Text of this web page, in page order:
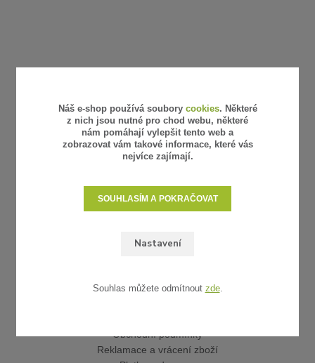
Obchodní podmínky
Reklamace a vrácení zboží
Náš e-shop používá soubory cookies. Některé
z nich jsou nutné pro chod webu, některé
nám pomáhají vylepšit tento web a
zobrazovat vám takové informace, které vás
nejvíce zajímají.
Nastavení
SOUHLASÍM A POKRAČOVAT
Souhlas můžete odmítnout zde.